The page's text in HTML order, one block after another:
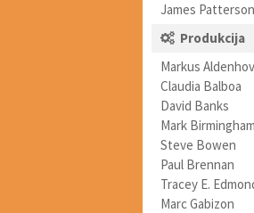
James Patterson
Produkcija
Markus
Claudia Balboa
David Banks
Mark Birmingham
Steve Bowen
Paul Brennan
Tracey E.
Marc Gabizon